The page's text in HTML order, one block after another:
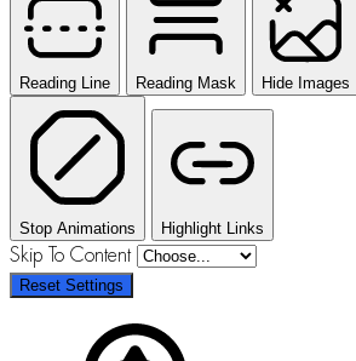
Reading Line Reading Mask Hide Images
Stop Animations Highlight Links
Skip To Content
Reset Settings